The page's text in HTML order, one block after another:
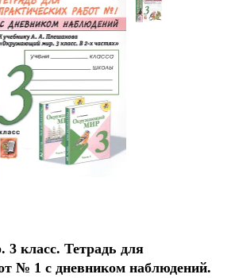
класс. Тетрадь для
№ 1 с дневником наблюдений.